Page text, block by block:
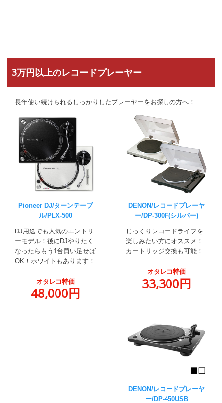
3万円以上のレコードプレーヤー
長年使い続けられるしっかりしたプレーヤーをお探しの方へ！
Pioneer DJ/ターンテーブ
ル/PLX-500
DJ用途でも人気のエントリ
ーモデル！後にDJやりたく
なったらもう1台買い足せば
OK！ホワイトもあります！
オタレコ特価
48,000円
DENON/レコードプレーヤ
ー/DP-300F(シルバー)
じっくりレコードライフを
楽しみたい方にオススメ！
カートリッジ交換も可能！
オタレコ特価
33,300円
DENON/レコードプレーヤ
ー/DP-450USB